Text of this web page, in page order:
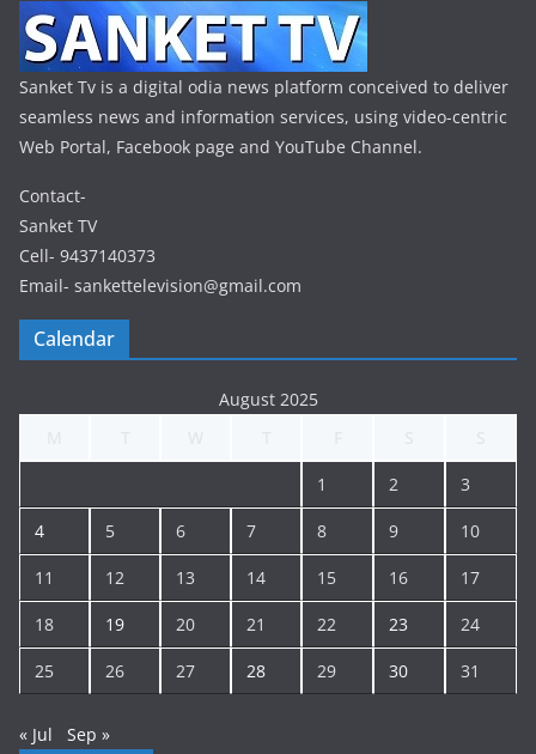
Sanket Tv is a digital odia news platform conceived to deliver
seamless news and information services, using video-centric
Web Portal, Facebook page and YouTube Channel.
Contact-
Sanket TV
Cell- 9437140373
Email- sankettelevision@gmail.com
Calendar
August 2025
1 2 3
4 5 6 7 8 9 10
11 12 13 14 15 16 17
18 19 20 21 22 23 24
25 26 27 28 29 30 31
« Jul Sep »